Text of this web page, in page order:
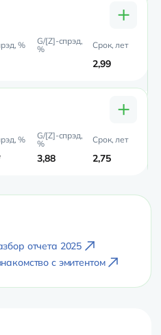
+
2,99
+
3,88 2,75
отчета 2025
с эмитентом